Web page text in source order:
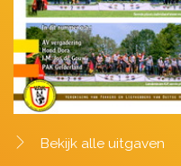
Bekijk alle uitgaven